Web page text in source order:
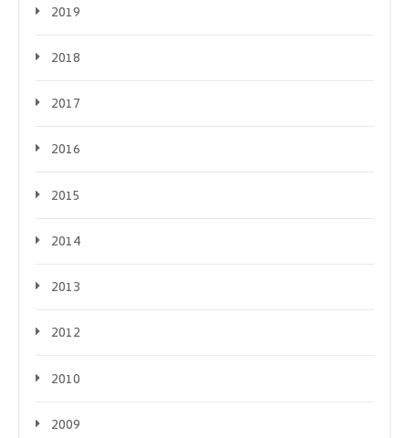
2019
2018
2017
2016
2015
2014
2013
2012
2010
2009